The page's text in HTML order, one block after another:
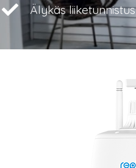
Älykäs liiketunnistus